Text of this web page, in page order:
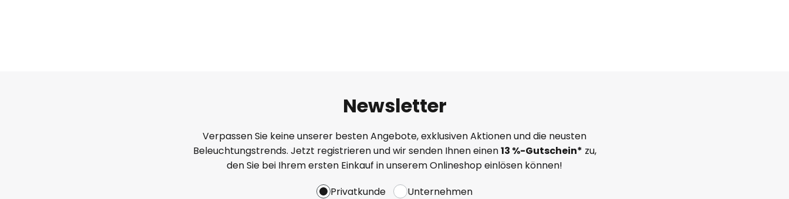
Newsletter
Verpassen Sie keine unserer besten Angebote, exklusiven Aktionen und die neusten
Beleuchtungstrends. Jetzt registrieren und wir senden Ihnen einen13 %-Gutschein* zu,
den Sie bei Ihrem ersten Einkauf in unserem Onlineshop einlösen können!
Privatkunde
Unternehmen